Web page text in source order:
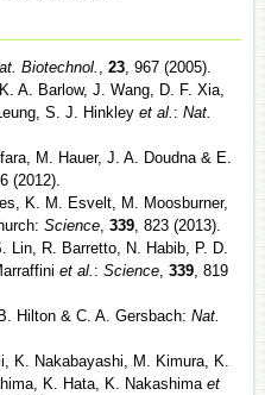
Biotechnol., 23, 967 (2005).
A. Barlow, J. Wang, D. F. Xia,
S. J. Hinkley et al. : Nat.
M. Hauer, J. A. Doudna & E.
(2012).
K. M. Esvelt, M. Moosburner,
Science, 339, 823 (2013).
Lin, R. Barretto, N. Habib, P. D.
et al. : Science, 339, 819
Hilton & C. A. Gersbach: Nat.
K. Nakabayashi, M. Kimura, K.
K. Hata, K. Nakashima et